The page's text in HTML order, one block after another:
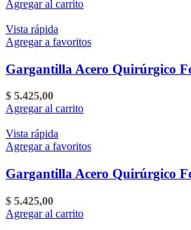
Agregar al carrito
Vista rápida
Agregar a favoritos
Gargantilla Acero Quirúrgico
$ 5.425,00
Agregar al carrito
Vista rápida
Agregar a favoritos
Gargantilla Acero Quirúrgico
$ 5.425,00
Agregar al carrito